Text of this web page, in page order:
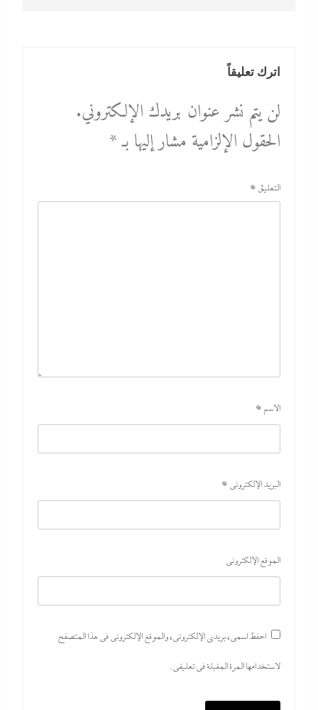
اترك تعليقاً
لن يتم نشر عنوان بريدك الإلكتروني.
الحقول الإلزامية مشار إليها بـ*
التعليق *
الاسم *
البريد الإلكتروني *
الموقع الإلكتروني
احفظ اسمي، بريدي الإلكتروني، والموقع الإلكتروني في هذا المتصفح
لاستخدامها المرة المقبلة في تعليقي.